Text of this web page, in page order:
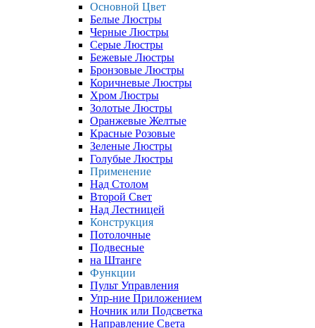
Основной Цвет
Белые Люстры
Черные Люстры
Серые Люстры
Бежевые Люстры
Бронзовые Люстры
Коричневые Люстры
Хром Люстры
Золотые Люстры
Оранжевые Желтые
Красные Розовые
Зеленые Люстры
Голубые Люстры
Применение
Над Столом
Второй Свет
Над Лестницей
Конструкция
Потолочные
Подвесные
на Штанге
Функции
Пульт Управления
Упр-ние Приложением
Ночник или Подсветка
Направление Света